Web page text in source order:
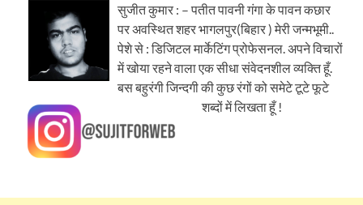
सुजीत कुमार : – पतीत पावनी गंगा के पावन कछार
पर अवस्थित शहर भागलपुर(बिहार ) मेरी जन्मभूमी..
पेशे से : डिजिटल मार्केटिंग प्रोफेसनल. अपने विचारों
में खोया रहने वाला एक सीधा संवेदनशील व्यक्ति हूँ.
बस बहुरंगी जिन्दगी की कुछ रंगों को समेटे टूटे फूटे
शब्दों में लिखता हूँ !